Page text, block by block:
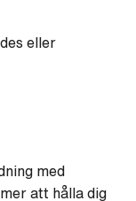
eller
med
att hålla dig